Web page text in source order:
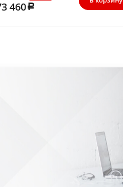
460